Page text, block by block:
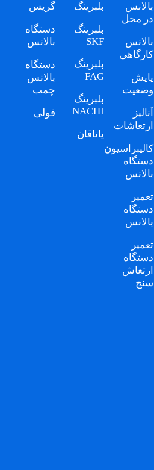
بالانس
در محل
بالانس
کارگاهی
پایش
وضعیت
آنالیز
ارتعاشات
کالیبراسیون
دستگاه
بالانس
تعمیر
دستگاه
بالانس
تعمیر
دستگاه
ارتعاش
سنج
بلبرینگ
بلبرینگ
SKF
بلبرینگ
FAG
بلبرینگ
NACHI
یاتاقان
گریس
دستگاه
بالانس
دستگاه
بالانس
چمب
فولی